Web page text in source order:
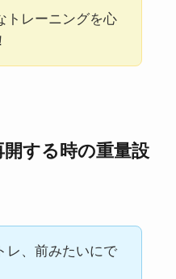
トレーニングを心
する時の重量設
レ、前みたいにで